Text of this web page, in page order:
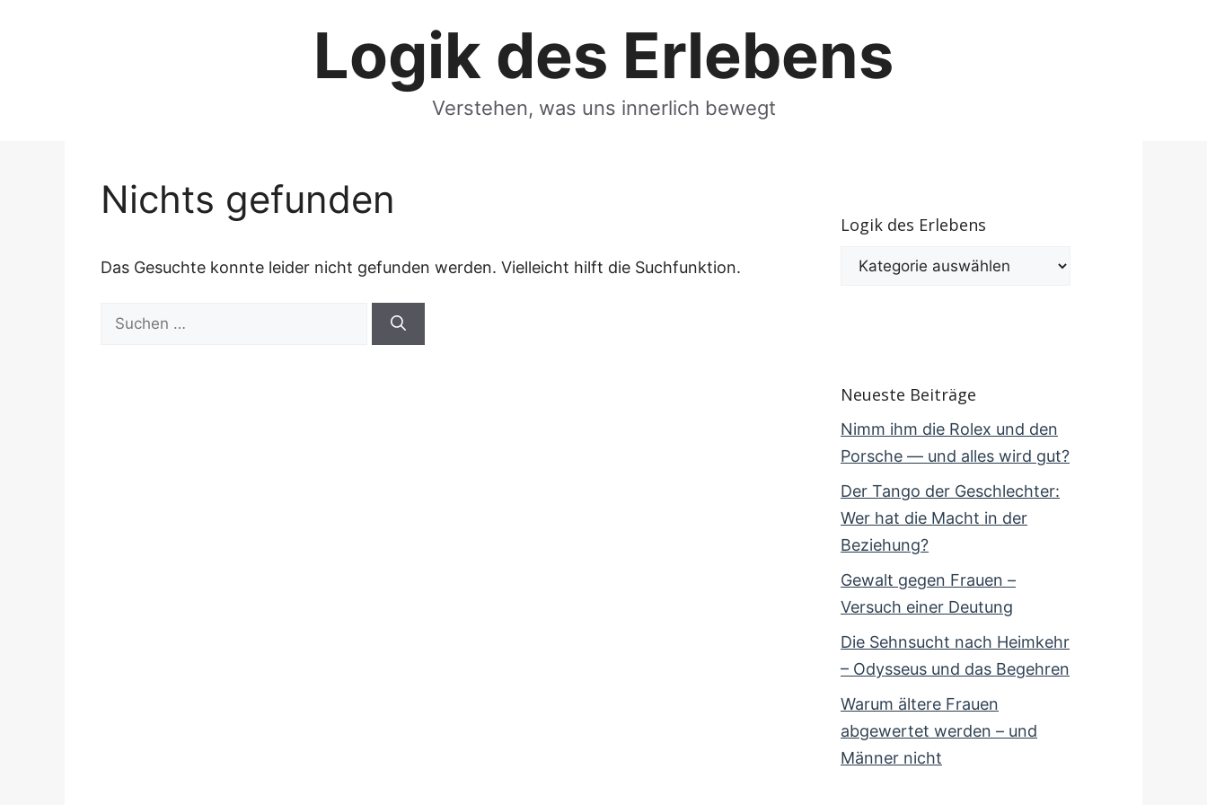
Logik des Erlebens
Verstehen, was uns innerlich bewegt
Nichts gefunden
Das Gesuchte konnte leider nicht gefunden werden. Vielleicht hilft die Suchfunktion.
Suchen
Logik des Erlebens
Logik
Neueste Beiträge
Nimm ihm die Rolex und den
Porsche — und alles wird gut?
Der Tango der Geschlechter:
Wer hat die Macht in der
Beziehung?
Gewalt gegen Frauen –
Versuch einer Deutung
Die Sehnsucht nach Heimkehr
– Odysseus und das Begehren
Warum ältere Frauen
abgewertet werden – und
Männer nicht